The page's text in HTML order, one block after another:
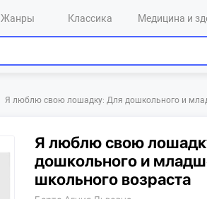
Жанры Классика Медицина и
Я люблю свою лошадку: Для дошкольного и
Я люблю свою
дошкольного и
школьного возраста